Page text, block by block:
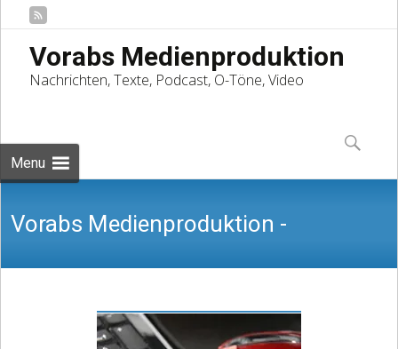
Vorabs Medienproduktion
Nachrichten, Texte, Podcast, O-Töne, Video
Menu
to
content
Suchen
nach:
Vorabs Medienproduktion -
Nachrichten, Texte, Podcast, O-Töne,